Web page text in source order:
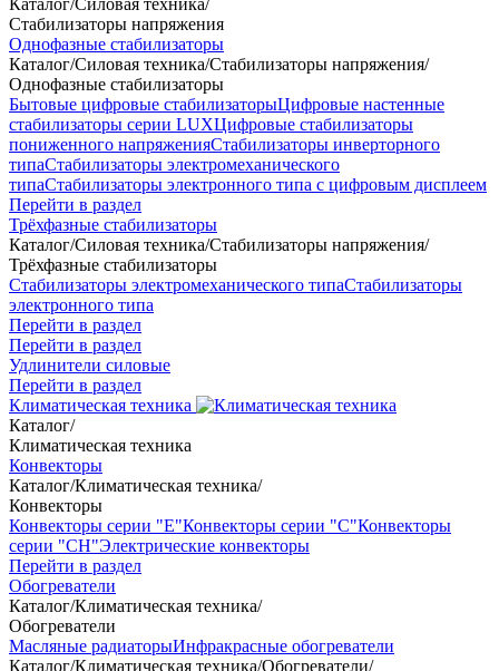
Каталог/Силовая техника/
Стабилизаторы напряжения
Однофазные стабилизаторы
Каталог/Силовая техника/Стабилизаторы напряжения/
Однофазные стабилизаторы
Бытовые цифровые стабилизаторыЦифровые настенные
стабилизаторы серии LUXЦифровые стабилизаторы
пониженного напряженияСтабилизаторы инверторного
типаСтабилизаторы электромеханического
типаСтабилизаторы электронного типа с цифровым дисплеем
Перейти в раздел
Трёхфазные стабилизаторы
Каталог/Силовая техника/Стабилизаторы напряжения/
Трёхфазные стабилизаторы
Стабилизаторы электромеханического типаСтабилизаторы
электронного типа
Перейти в раздел
Перейти в раздел
Удлинители силовые
Перейти в раздел
Климатическая техника
Каталог/
Климатическая техника
Конвекторы
Каталог/Климатическая техника/
Конвекторы
Конвекторы серии "Е"Конвекторы серии "С"Конвекторы
серии "СН"Электрические конвекторы
Перейти в раздел
Обогреватели
Каталог/Климатическая техника/
Обогреватели
Масляные радиаторыИнфракрасные обогреватели
Каталог/Климатическая техника/Обогреватели/